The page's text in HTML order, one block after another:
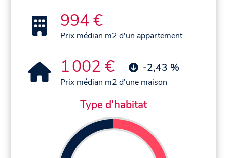
994 €
Prix médian m2 d'un appartement
1 002 € -2,43 %
Prix médian m2 d'une maison
Type d'habitat